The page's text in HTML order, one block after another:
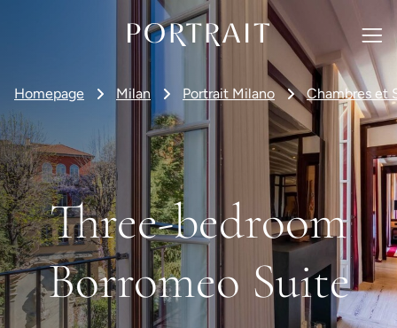
Homepage Milan Portrait Milano Chambres et
Three-bedroom
Borromeo Suite